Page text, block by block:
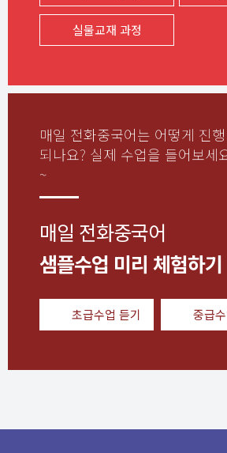
실물교재 과정
매일 전화중국어는 어떻게 진행
되나요? 실제 수업을 들어보세
~
매일 전화중국어
샘플수업 미리 체험하기
초급수업 듣기 중급